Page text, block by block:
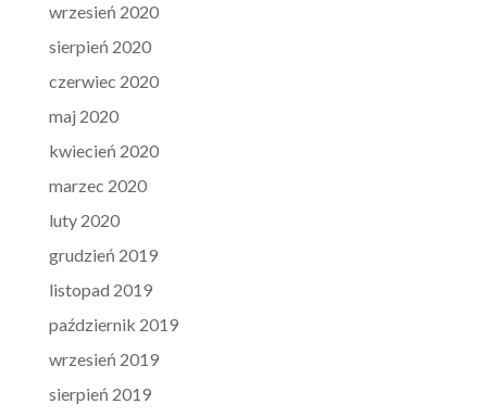
wrzesień 2020
sierpień 2020
czerwiec 2020
maj 2020
kwiecień 2020
marzec 2020
luty 2020
grudzień 2019
listopad 2019
październik 2019
wrzesień 2019
sierpień 2019